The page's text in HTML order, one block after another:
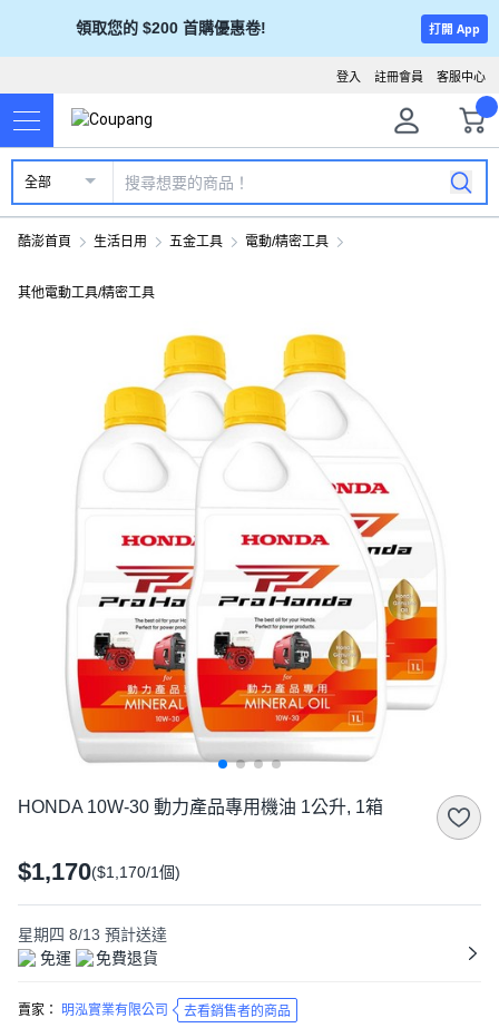
領取您的 $200 首購優惠卷! 打開 App
客服中心
註冊會員
登入
全部
酷澎首頁 生活日用 五金工具 電動/精密工具
其他電動工具/精密工具
HONDA 10W-30 動力產品專用機油 1公升, 1箱
$1,170($1,170/1個)
星期四 8/13 預計送達
免運
免費退貨
賣家： 明泓實業有限公司
去看銷售者的商品